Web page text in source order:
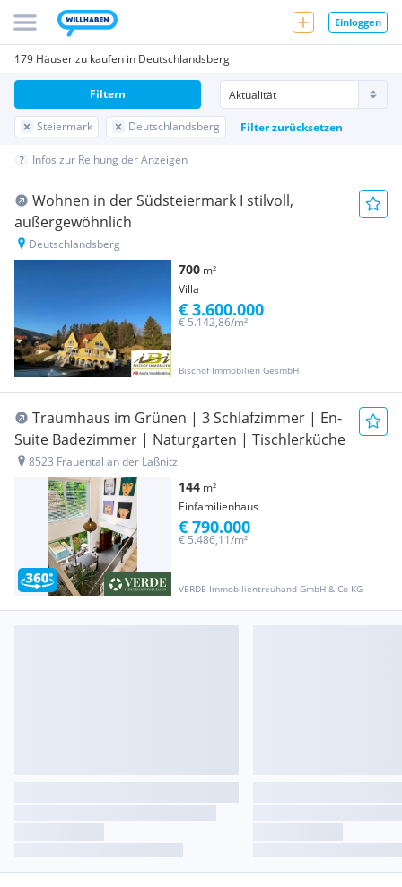
Einloggen
179 Häuser zu kaufen in Deutschlandsberg
Steiermark Deutschlandsberg Filter zurücksetzen
Filtern
Infos zur Reihung der Anzeigen
Wohnen in der Südsteiermark I stilvoll,
außergewöhnlich
Deutschlandsberg
700 m²
Villa
Bischof Immobilien GesmbH
€ 5.142,86/m²
€ 3.600.000
Traumhaus im Grünen | 3 Schlafzimmer | En-
Suite Badezimmer | Naturgarten | Tischlerküche
8523 Frauental an der Laßnitz
144 m²
Einfamilienhaus
VERDE Immobilientreuhand GmbH & Co KG
€ 5.486,11/m²
€ 790.000